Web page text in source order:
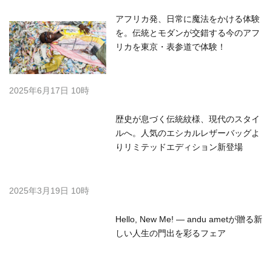
アフリカ発、日常に魔法をかける体験
を。伝統とモダンが交錯する今のアフ
リカを東京・表参道で体験！
2025年6月17日 10時
歴史が息づく伝統紋様、現代のスタイ
ルへ。人気のエシカルレザーバッグよ
りリミテッドエディション新登場
2025年3月19日 10時
Hello, New Me! — andu ametが贈る新
しい人生の門出を彩るフェア